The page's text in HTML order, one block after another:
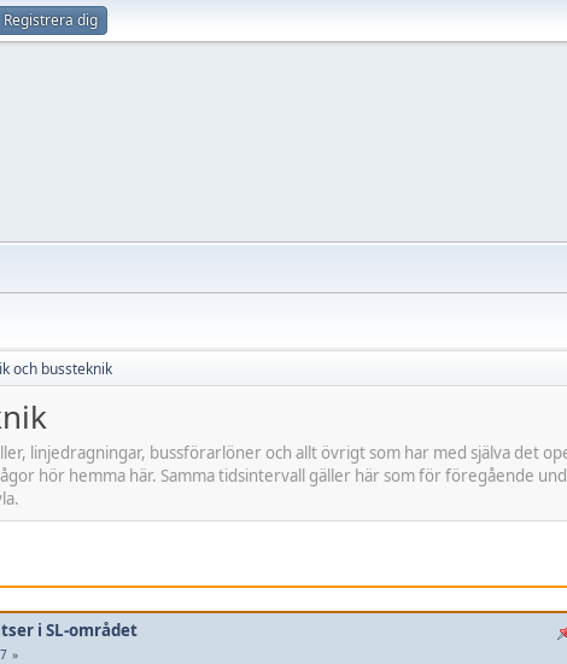
Registrera dig
och bussteknik
linjedragningar, bussförarlöner och allt övrigt som har med själva det
hör hemma här. Samma tidsintervall gäller här som för föregående
i SL-området
7